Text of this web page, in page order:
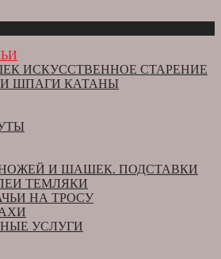
ИСКУССТВЕННОЕ СТАРЕНИЕ
ШПАГИ КАТАНЫ
И ШАШЕК. ПОДСТАВКИ
ТЕМЛЯКИ
НА ТРОСУ
УСЛУГИ